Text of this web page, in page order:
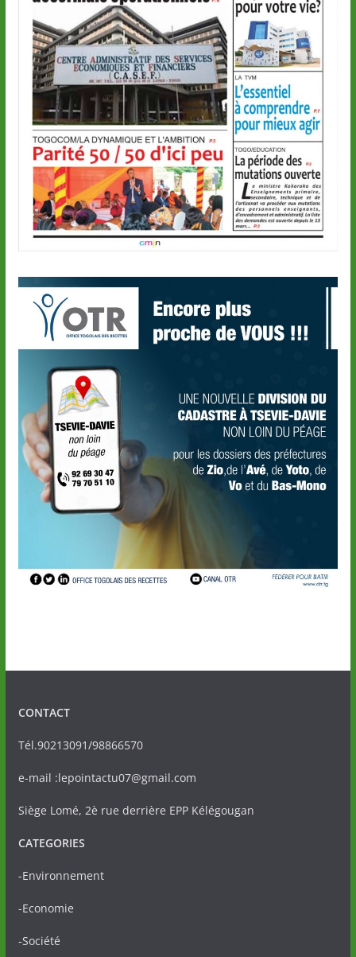
CONTACT
Tél.90213091/98866570
e-mail :lepointactu07@gmail.com
Siège Lomé, 2è rue derrière EPP Kélégougan
CATEGORIES
-Environnement
-Economie
-Société